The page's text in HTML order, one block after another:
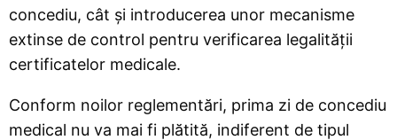
concediu, cât și introducerea unor mecanisme
extinse de control pentru verificarea legalității
certificatelor medicale.
Conform noilor reglementări, prima zi de concediu
medical nu va mai fi plătită, indiferent de tipul